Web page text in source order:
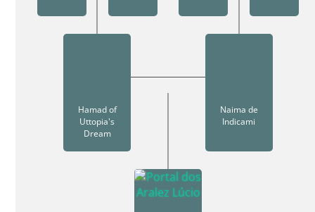
Hamad of
Uttopia's
Dream
Naima de
Indicami